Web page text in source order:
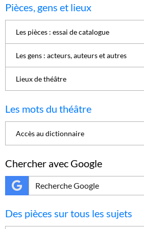
Pièces, gens et lieux
Les pièces : essai de catalogue
Les gens : acteurs, auteurs et autres
Lieux de théâtre
Les mots du théâtre
Accès au dictionnaire
Chercher avec Google
Des pièces sur tous les sujets